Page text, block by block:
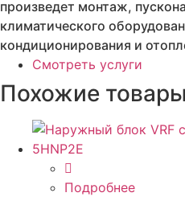
произведет монтаж,
климатического
кондиционирования и
Смотреть услуги
Похожие товары
Подробнее